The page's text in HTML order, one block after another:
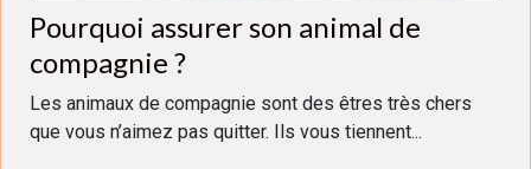
Pourquoi assurer son animal de
compagnie ?
Les animaux de compagnie sont des êtres très chers
que vous n’aimez pas quitter. Ils vous tiennent...